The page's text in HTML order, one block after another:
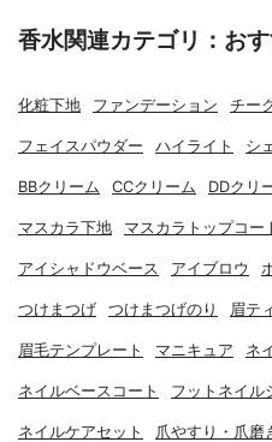
香水関連カテゴリ：お
化粧下地 ファンデーション チー
フェイスパウダー ハイライト シ
BBクリーム CCクリーム DDクリ
マスカラ下地 マスカラトップコー
アイシャドウベース アイブロウ
つけまつげ つけまつげのり 眉テ
眉毛テンプレート マニキュア ネ
ネイルベースコート フットネイル
ネイルケアセット 爪やすり・爪磨